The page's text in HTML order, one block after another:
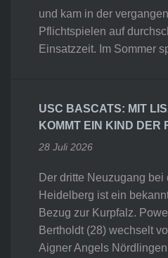
und kam in der
Pflichtspielen auf
Einsatzzeit. Im Sommer
USC BASCATS: MIT
KOMMT EIN KIND DER
28 Juli 2026
Der dritte Neuzugang
Heidelberg ist ein
Bezug zur Kurpfalz.
Bertholdt (28) wechselt
Aigner Angels